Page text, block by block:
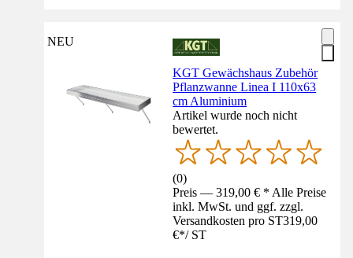
NEU
KGT Gewächshaus Zubehör
Pflanzwanne Linea I 110x63
cm Aluminium
Artikel wurde noch nicht
bewertet.
(0)
Preis — 319,00 € * Alle Preise
inkl. MwSt. und ggf. zzgl.
Versandkosten pro ST319,00
€*/ ST